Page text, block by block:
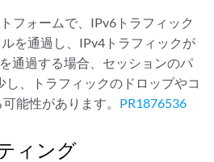
フォームで、IPv6トラフィック
ルを通過し、IPv4トラフィックが
通過する場合、セッションのパ
し、トラフィックのドロップやコ
能性があります。 PR1876536
ィング